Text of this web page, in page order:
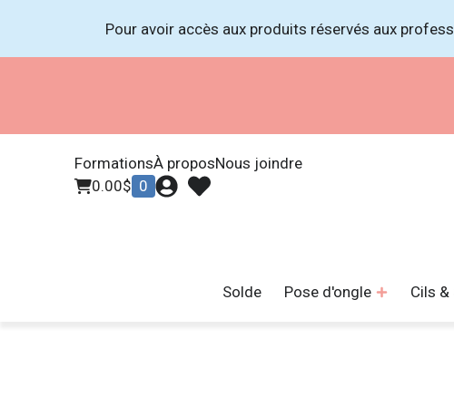
Pour avoir accès aux produits réservés aux
FormationsÀ proposNous joindre
0.00$ 0
Solde Pose d'ongle Cils